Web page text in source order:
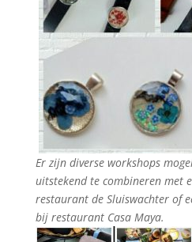
Er zijn diverse workshops
uitstekend te combineren met
restaurant de Sluiswachter of
bij restaurant Casa Maya.